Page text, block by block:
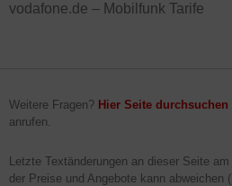
vodafone.de – Mobilfunk Tarife
Weitere Fragen? Hier Seite durchsuchen
anrufen.
Letzte Textänderungen an dieser Seite am
der Preise und Angebote kann abweichen (